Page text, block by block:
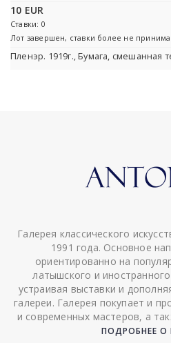
10 EUR
Ставки: 0
Лот завершен, ставки более не
Пленэр. 1919г., Бумага, смешанная
Галерея классического
1991 года. Основное
ориентированно на
латышского и
устраивая выставки и
галереи. Галерея покупает и
и современных мастеров, а
ПОДРОБНЕЕ О